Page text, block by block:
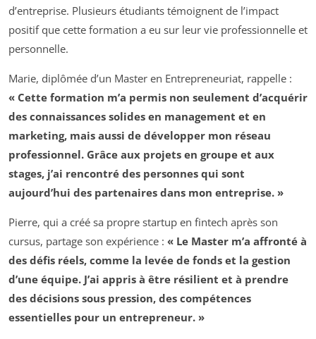
d’entreprise. Plusieurs étudiants témoignent de l’impact
positif que cette formation a eu sur leur vie professionnelle et
personnelle.
Marie, diplômée d’un Master en Entrepreneuriat, rappelle :
« Cette formation m’a permis non seulement d’acquérir
des connaissances solides en management et en
marketing, mais aussi de développer mon réseau
professionnel. Grâce aux projets en groupe et aux
stages, j’ai rencontré des personnes qui sont
aujourd’hui des partenaires dans mon entreprise. »
Pierre, qui a créé sa propre startup en fintech après son
cursus, partage son expérience : « Le Master m’a affronté à
des défis réels, comme la levée de fonds et la gestion
d’une équipe. J’ai appris à être résilient et à prendre
des décisions sous pression, des compétences
essentielles pour un entrepreneur. »